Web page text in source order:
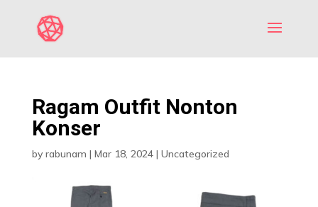
Ragam Outfit Nonton
Konser
by rabunam | Mar 18, 2024| Uncategorized